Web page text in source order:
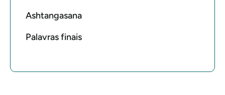
Ashtangasana
Palavras finais